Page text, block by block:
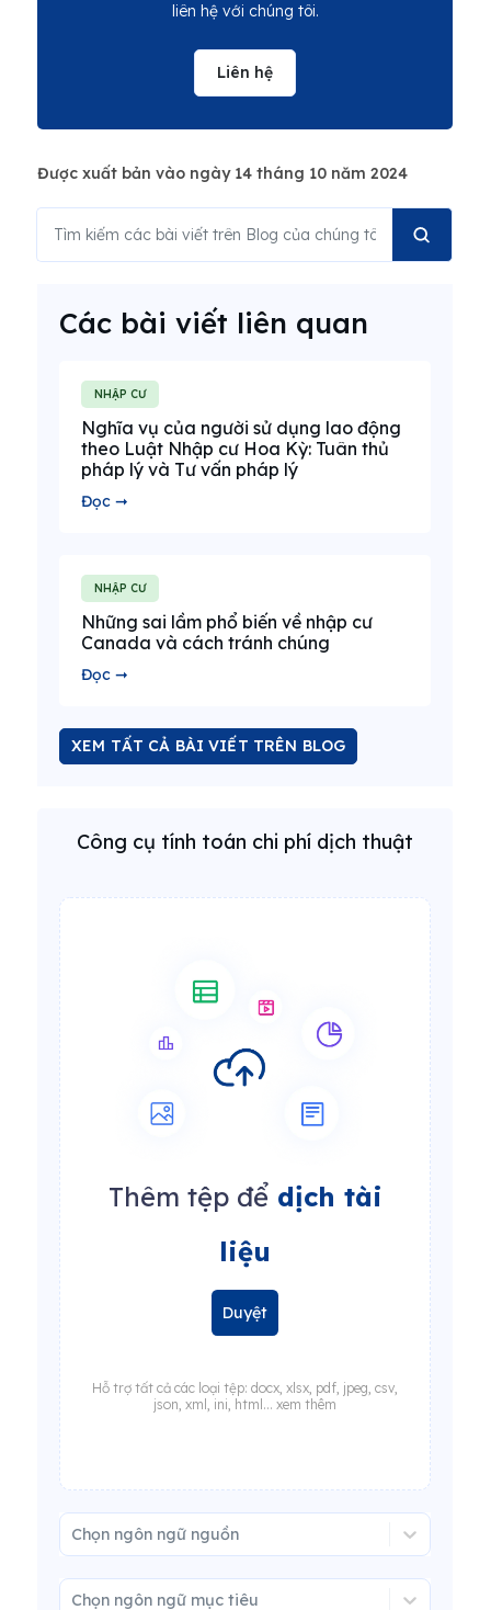
liên hệ với chúng tôi.
Liên hệ
Được xuất bản vào ngày 14 tháng 10 năm 2024
Các bài viết liên quan
NHẬP CƯ
Nghĩa vụ của người sử dụng lao động
theo Luật Nhập cư Hoa Kỳ: Tuân thủ
pháp lý và Tư vấn pháp lý
Đọc ➞
NHẬP CƯ
Những sai lầm phổ biến về nhập cư
Canada và cách tránh chúng
Đọc ➞
XEM TẤT CẢ BÀI VIẾT TRÊN BLOG
Công cụ tính toán chi phí dịch thuật
Thêm tệp đểdịch tài
liệu
Duyệt
Hỗ trợ tất cả các loại tệp: docx, xlsx, pdf, jpeg, csv,
json, xml, ini, html... xem thêm
Chọn ngôn ngữ nguồn
Chọn ngôn ngữ mục tiêu